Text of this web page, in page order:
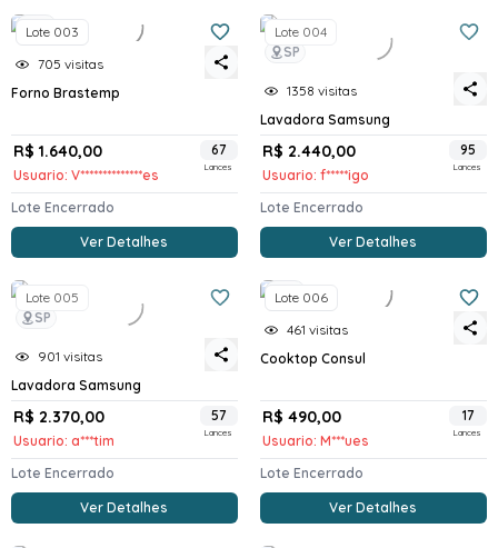
SP
Lote 003
705 visitas
Forno Brastemp
R$ 1.640,00
Usuario: V**************es
67
Lances
Lote Encerrado
Ver Detalhes
SP
Lote 004
1358 visitas
Lavadora Samsung
R$ 2.440,00
Usuario: f*****igo
95
Lances
Lote Encerrado
Ver Detalhes
SP
Lote 005
901 visitas
Lavadora Samsung
R$ 2.370,00
Usuario: a***tim
57
Lances
Lote Encerrado
Ver Detalhes
SP
Lote 006
461 visitas
Cooktop Consul
R$ 490,00
Usuario: M***ues
17
Lances
Lote Encerrado
Ver Detalhes